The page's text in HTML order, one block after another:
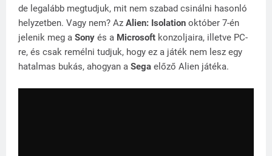
de legalább megtudjuk, mit nem szabad csinálni hasonló
helyzetben. Vagy nem? Az Alien: Isolation október 7-én
jelenik meg a Sony és a Microsoft konzoljaira, illetve PC-
re, és csak remélni tudjuk, hogy ez a játék nem lesz egy
hatalmas bukás, ahogyan a Sega előző Alien játéka.